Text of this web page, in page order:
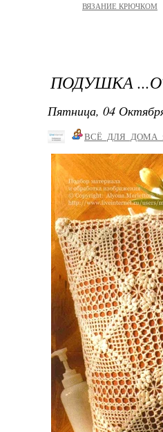
ВЯЗАНИЕ КРЮЧКОМ
ПОДУШКА
Пятница, 04